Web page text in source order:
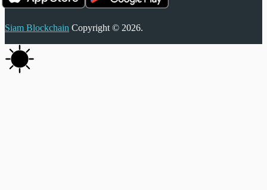
Siam Blockchain Copyright © 2026.